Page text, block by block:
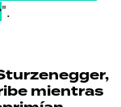
".
mientras